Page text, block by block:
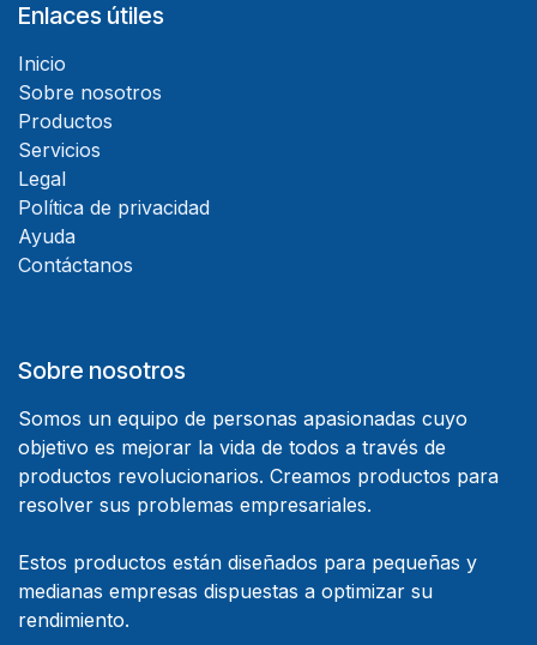
Enlaces útiles
Inicio
Sobre nosotros
Productos
Servicios
Legal
Política de privacidad
Ayuda
Contáctanos
Sobre nosotros
Somos un equipo de personas apasionadas cuyo
objetivo es mejorar la vida de todos a través de
productos revolucionarios. Creamos productos para
resolver sus problemas empresariales.
Estos productos están diseñados para pequeñas y
medianas empresas dispuestas a optimizar su
rendimiento.